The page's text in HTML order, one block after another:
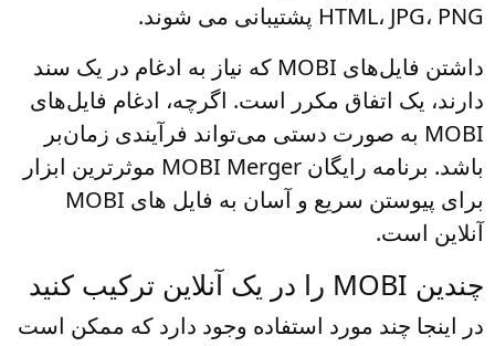
HTML، JPG، PNG پشتیبانی می شوند.
داشتن فایل‌های MOBI که نیاز به ادغام در یک سند
دارند، یک اتفاق مکرر است. اگرچه، ادغام فایل‌های
MOBI به صورت دستی می‌تواند فرآیندی زمان‌بر
باشد. برنامه رایگان MOBI Merger موثرترین ابزار
برای پیوستن سریع و آسان به فایل های MOBI
آنلاین است.
چندین MOBI را در یک آنلاین ترکیب کنید
در اینجا چند مورد استفاده وجود دارد که ممکن است